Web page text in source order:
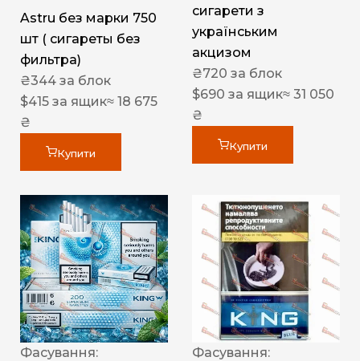
Astru без марки 750
шт ( сигареты без
фильтра)
₴344 за блок
$415 за ящик≈ 18 675
₴
Купити
сигарети з
українським
акцизом
₴720 за блок
$690 за ящик≈ 31 050
₴
Купити
Фасування:
Фасування: